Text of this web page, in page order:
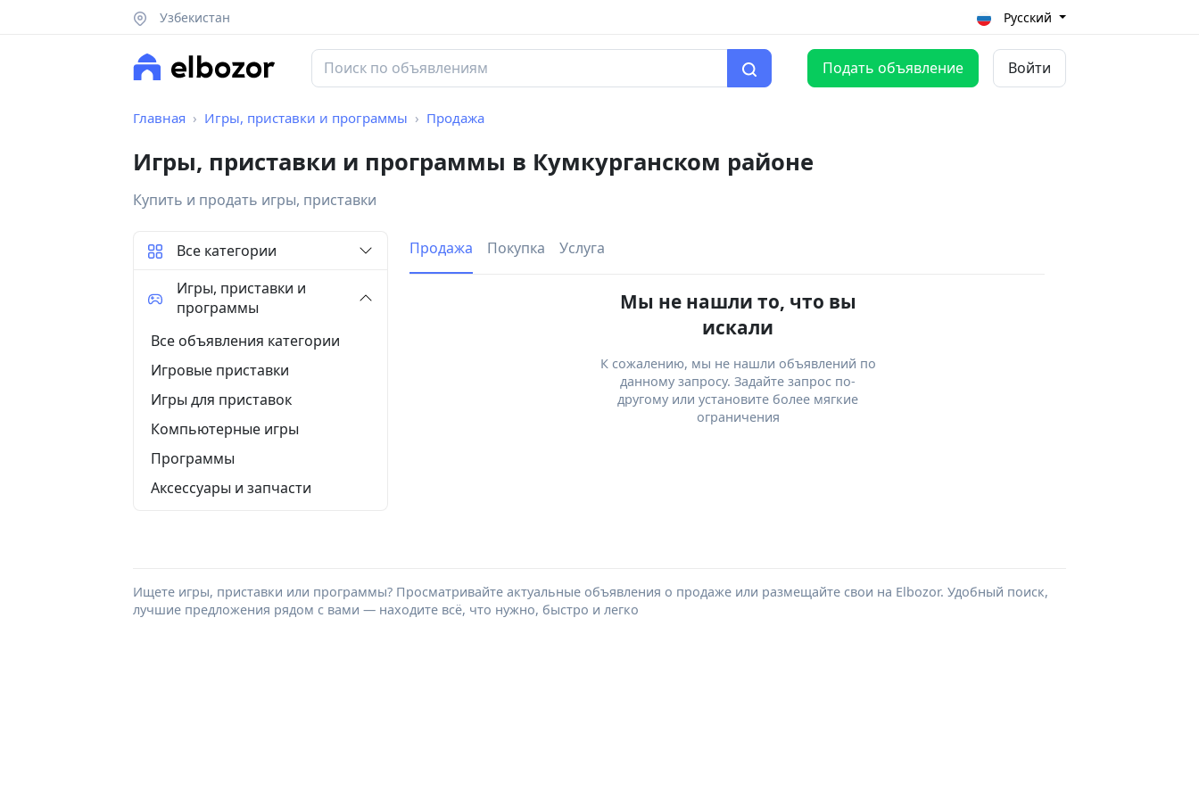
Узбекистан Русский
Подать объявление Войти
Главная Игры, приставки и программы Продажа
Игры, приставки и программы в Кумкурганском районе
Купить и продать игры, приставки
Продажа Покупка Услуга
Мы не нашли то, что вы
искали
К сожалению, мы не нашли объявлений по
данному запросу. Задайте запрос по-
другому или установите более мягкие
ограничения
Все категории
Игры, приставки и
программы
Все объявления категории
Игровые приставки
Игры для приставок
Компьютерные игры
Программы
Аксессуары и запчасти
Ищете игры, приставки или программы? Просматривайте актуальные объявления о продаже или размещайте свои на Elbozor. Удобный поиск,
лучшие предложения рядом с вами — находите всё, что нужно, быстро и легко